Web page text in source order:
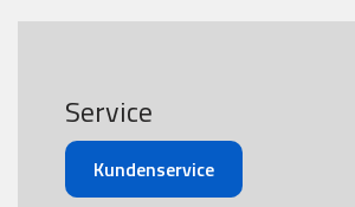
Service
Kundenservice